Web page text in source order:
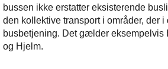
bussen ikke erstatter eksisterende
den kollektive transport i områder, der i
busbetjening. Det gælder eksempelvis
og Hjelm.